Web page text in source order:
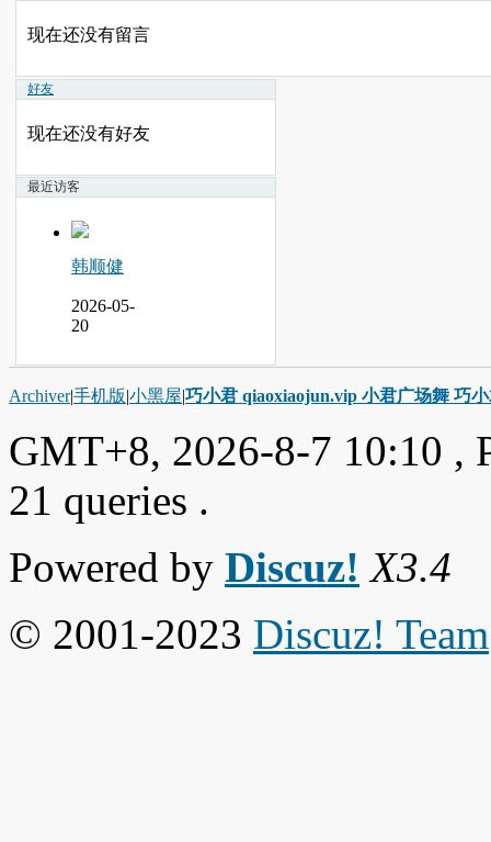
现在还没有留言
好友
现在还没有好友
最近访客
韩顺健
2026-05-
20
Archiver|手机版|小黑屋|巧小君 qiaoxiaojun.vip 小君广场舞 巧
GMT+8, 2026-8-7 10:10 ,
21 queries .
Powered by Discuz! X3.4
© 2001-2023 Discuz! Team